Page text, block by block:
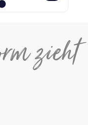
zieht